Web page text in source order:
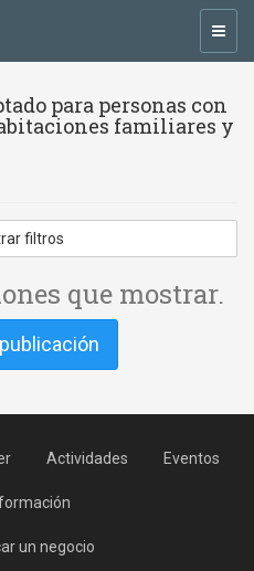
para personas con
familiares y
filtros
que mostrar.
Actividades Eventos
un negocio